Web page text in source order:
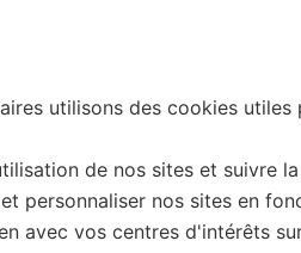
utilisons des cookies utiles
de nos sites et suivre
personnaliser nos sites en
avec vos centres d'intérêts